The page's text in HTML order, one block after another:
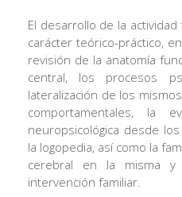
El desarrollo de la
carácter teórico-práctico,
revisión de la anatomía
central, los procesos
lateralización de los
comportamentales, la
neuropsicológica desde
la logopedia, así como la
cerebral en la misma
intervención familiar.